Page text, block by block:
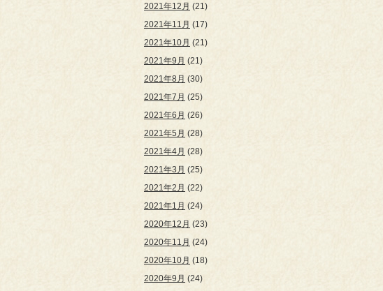
2021年12月 (21)
2021年11月 (17)
2021年10月 (21)
2021年9月 (21)
2021年8月 (30)
2021年7月 (25)
2021年6月 (26)
2021年5月 (28)
2021年4月 (28)
2021年3月 (25)
2021年2月 (22)
2021年1月 (24)
2020年12月 (23)
2020年11月 (24)
2020年10月 (18)
2020年9月 (24)